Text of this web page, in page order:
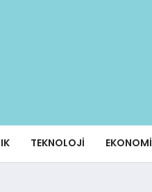
TEKNOLOJI EKONOMI